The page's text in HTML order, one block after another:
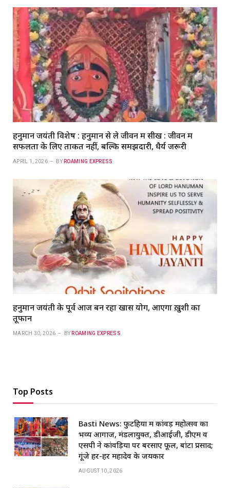
हनुमान जयंती विशेष : हनुमान से ले जीवन में सीख : जीवन में
सफलता के लिए ताकत नहीं, बल्कि समझदारी, धैर्य जरूरी
APRIL 1, 2026 BY ROAMING EXPRESS
हनुमान जयंती के पूर्व आज बन रहा खास योग, आएगा ख़ुशी का
तूफान
MARCH 30, 2026 BY ROAMING EXPRESS
Top Posts
Basti News: फुटहिया में कांवड़ महोत्सव का
भव्य आगाज, मंडलायुक्त, डीआईजी, डीएम व
एसपी ने कांवड़ियों पर बरसाए फूल, बांटा प्रसाद;
गूंजे हर-हर महादेव के जयकार
AUGUST 10, 2026